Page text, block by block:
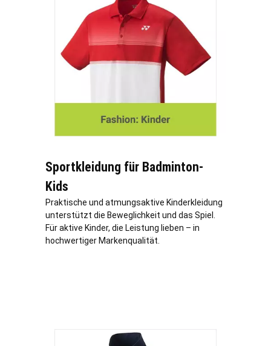
Sportkleidung für Badminton-
Kids
Praktische und atmungsaktive Kinderkleidung
unterstützt die Beweglichkeit und das Spiel.
Für aktive Kinder, die Leistung lieben – in
hochwertiger Markenqualität.